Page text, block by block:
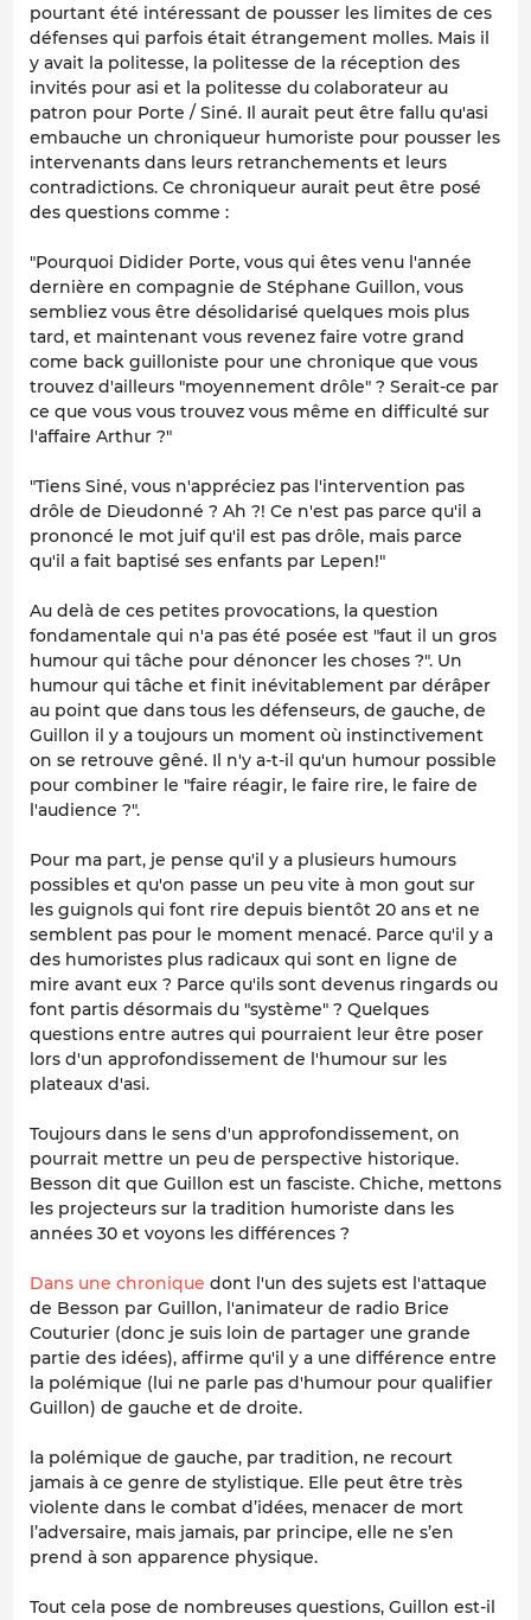
pourtant été intéressant de pousser les limites de ces
défenses qui parfois était étrangement molles. Mais il
y avait la politesse, la politesse de la réception des
invités pour asi et la politesse du colaborateur au
patron pour Porte / Siné. Il aurait peut être fallu qu'asi
embauche un chroniqueur humoriste pour pousser les
intervenants dans leurs retranchements et leurs
contradictions. Ce chroniqueur aurait peut être posé
des questions comme :
"Pourquoi Didider Porte, vous qui êtes venu l'année
dernière en compagnie de Stéphane Guillon, vous
sembliez vous être désolidarisé quelques mois plus
tard, et maintenant vous revenez faire votre grand
come back guilloniste pour une chronique que vous
trouvez d'ailleurs "moyennement drôle" ? Serait-ce par
ce que vous vous trouvez vous même en difficulté sur
l'affaire Arthur ?"
"Tiens Siné, vous n'appréciez pas l'intervention pas
drôle de Dieudonné ? Ah ?! Ce n'est pas parce qu'il a
prononcé le mot juif qu'il est pas drôle, mais parce
qu'il a fait baptisé ses enfants par Lepen!"
Au delà de ces petites provocations, la question
fondamentale qui n'a pas été posée est "faut il un gros
humour qui tâche pour dénoncer les choses ?". Un
humour qui tâche et finit inévitablement par dérâper
au point que dans tous les défenseurs, de gauche, de
Guillon il y a toujours un moment où instinctivement
on se retrouve gêné. Il n'y a-t-il qu'un humour possible
pour combiner le "faire réagir, le faire rire, le faire de
l'audience ?".
Pour ma part, je pense qu'il y a plusieurs humours
possibles et qu'on passe un peu vite à mon gout sur
les guignols qui font rire depuis bientôt 20 ans et ne
semblent pas pour le moment menacé. Parce qu'il y a
des humoristes plus radicaux qui sont en ligne de
mire avant eux ? Parce qu'ils sont devenus ringards ou
font partis désormais du "système" ? Quelques
questions entre autres qui pourraient leur être poser
lors d'un approfondissement de l'humour sur les
plateaux d'asi.
Toujours dans le sens d'un approfondissement, on
pourrait mettre un peu de perspective historique.
Besson dit que Guillon est un fasciste. Chiche, mettons
les projecteurs sur la tradition humoriste dans les
années 30 et voyons les différences ?
Dans une chronique dont l'un des sujets est l'attaque
de Besson par Guillon, l'animateur de radio Brice
Couturier (donc je suis loin de partager une grande
partie des idées), affirme qu'il y a une différence entre
la polémique (lui ne parle pas d'humour pour qualifier
Guillon) de gauche et de droite.
la polémique de gauche, par tradition, ne recourt
jamais à ce genre de stylistique. Elle peut être très
violente dans le combat d’idées, menacer de mort
l’adversaire, mais jamais, par principe, elle ne s’en
prend à son apparence physique.
Tout cela pose de nombreuses questions, Guillon est-il